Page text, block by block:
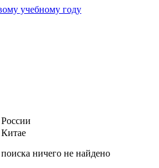
учебному году
ничего не найдено